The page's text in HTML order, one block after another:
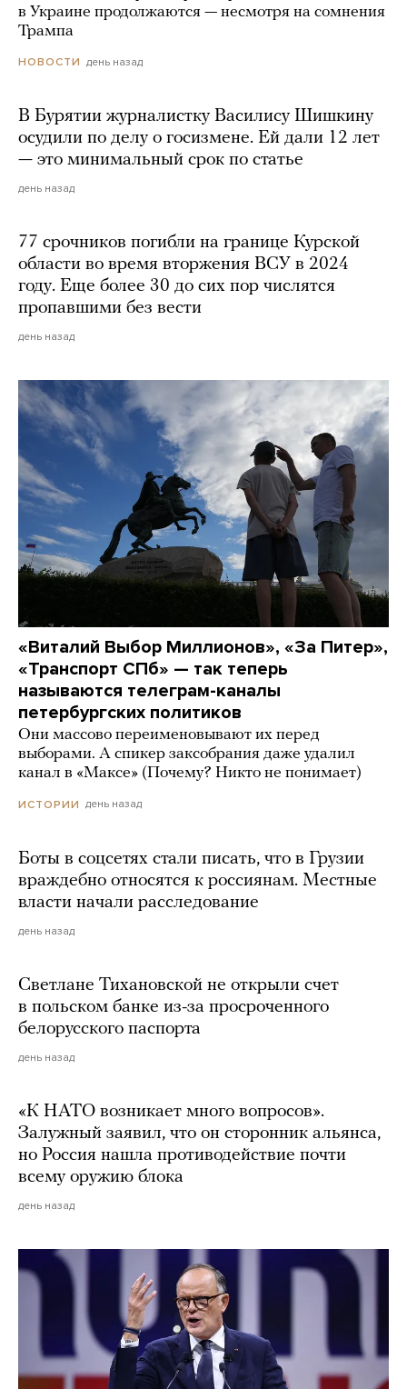
в Украине продолжаются — несмотря на сомнения
Трампа
НОВОСТИ день назад
В Бурятии журналистку Василису Шишкину
осудили по делу о госизмене. Ей дали 12 лет
— это минимальный срок по статье
день назад
77 срочников погибли на границе Курской
области во время вторжения ВСУ в 2024
году. Еще более 30 до сих пор числятся
пропавшими без вести
день назад
«Виталий Выбор Миллионов», «За Питер»,
«Транспорт СПб» — так теперь
называются телеграм-каналы
петербургских политиков
Они массово переименовывают их перед
выборами. А спикер заксобрания даже удалил
канал в «Максе» (Почему? Никто не понимает)
ИСТОРИИ день назад
Боты в соцсетях стали писать, что в Грузии
враждебно относятся к россиянам. Местные
власти начали расследование
день назад
Светлане Тихановской не открыли счет
в польском банке из-за просроченного
белорусского паспорта
день назад
«К НАТО возникает много вопросов».
Залужный заявил, что он сторонник альянса,
но Россия нашла противодействие почти
всему оружию блока
день назад